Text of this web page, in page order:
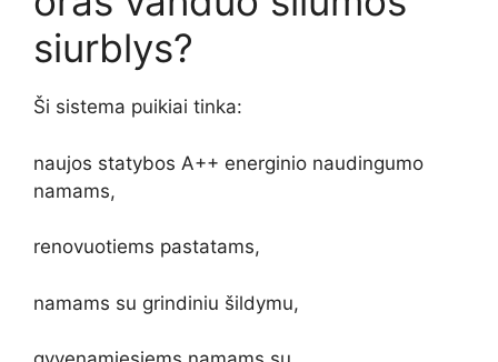
siurblys?
Ši sistema puikiai tinka:
naujos statybos A++ energinio naudingumo
namams,
renovuotiems pastatams,
namams su grindiniu šildymu,